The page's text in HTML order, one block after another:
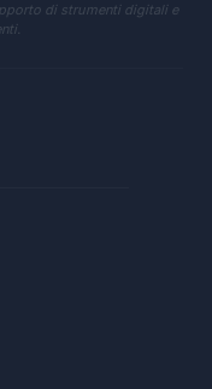
di strumenti digitali e